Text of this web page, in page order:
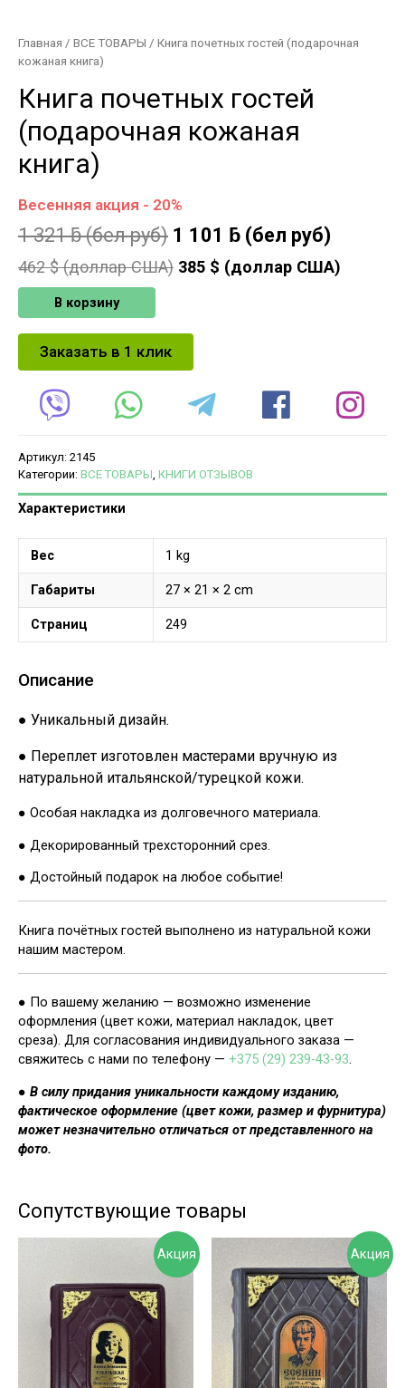
Главная / ВСЕ ТОВАРЫ / Книга почетных гостей (подарочная
кожаная книга)
Книга почетных гостей
(подарочная кожаная
книга)
Весенняя акция - 20%
1 321ƃ(бел руб) 1 101 ƃ (бел руб)
462$ (доллар США) 385 $ (доллар США)
В корзину
Заказать в 1 клик
Артикул: 2145
Категории: ВСЕ ТОВАРЫ КНИГИ ОТЗЫВОВ
Характеристики
Вес 1 kg
Габариты 27 × 21 × 2 cm
Страниц 249
Описание
● Уникальный дизайн.
● Переплет изготовлен мастерами вручную из
натуральной итальянской/турецкой кожи.
● Особая накладка из долговечного материала.
● Декорированный трехсторонний срез.
● Достойный подарок на любое событие!
Книга почётных гостей выполнено из натуральной кожи
нашим мастером.
● По вашему желанию — возможно изменение
оформления (цвет кожи, материал накладок, цвет
среза). Для согласования индивидуального заказа —
свяжитесь с нами по телефону — +375 (29) 239-43-93.
● В силу придания уникальности каждому изданию,
фактическое оформление (цвет кожи, размер и фурнитура)
может незначительно отличаться от представленного на
фото.
Сопутствующие товары
Акция Акция